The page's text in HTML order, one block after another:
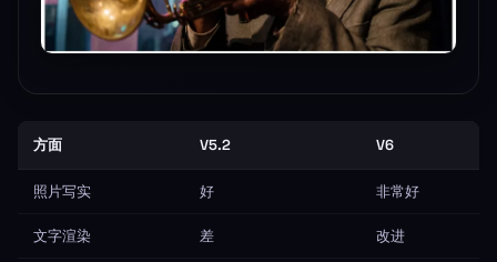
方面 V5.2 V6
照片写实 好 非常好
文字渲染 差 改进